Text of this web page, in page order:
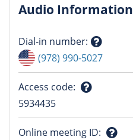
Audio Information
Dial-in number:
Question
mark
(978) 990-5027
Access code:
mark
5934435
Online meeting ID: